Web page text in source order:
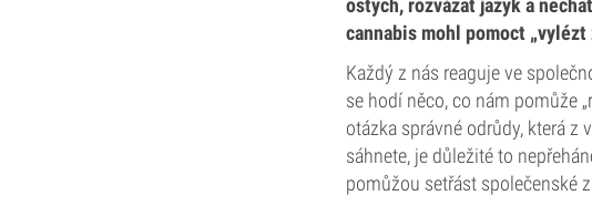
cannabis mohl pomoct
Každý z nás reaguje ve
se hodí něco, co nám pomůže
otázka správné odrůdy, která z
sáhnete, je důležité to
pomůžou setřást společenské